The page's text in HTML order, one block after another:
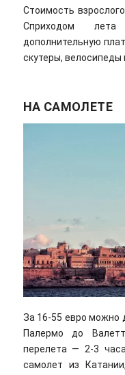
Стоимость
Сприходом
дополнительную
скутеры, велосипеды
НА САМОЛЕТЕ
За 16-55 евро можно
Палермо до
перелета — 2-3
самолет из